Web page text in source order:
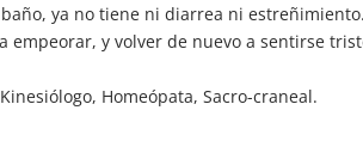
ya no tiene ni diarrea ni
y volver de nuevo a sentirse
Homeópata, Sacro-craneal.